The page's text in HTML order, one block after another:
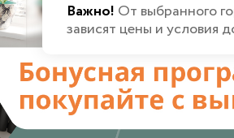
Важно! От выбранного
зависят цены и условия